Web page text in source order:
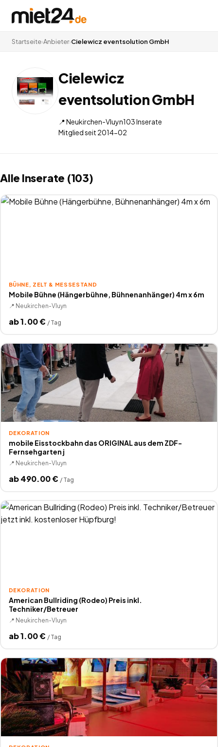
Startseite›Anbieter›Cielewicz eventsolution GmbH
Cielewicz
eventsolution GmbH
📍Neukirchen-Vluyn103Inserate
Mitglied seit 2014-02
Alle Inserate (103)
BÜHNE, ZELT & MESSESTAND
Mobile Bühne (Hängerbühne, Bühnenanhänger) 4m x 6m
📍 Neukirchen-Vluyn
ab1.00€ / Tag
DEKORATION
mobile Eisstockbahn das ORIGINAL aus dem ZDF-
Fernsehgarten j
📍 Neukirchen-Vluyn
ab490.00€ / Tag
DEKORATION
American Bullriding (Rodeo) Preis inkl.
Techniker/Betreuer
📍 Neukirchen-Vluyn
ab1.00€ / Tag